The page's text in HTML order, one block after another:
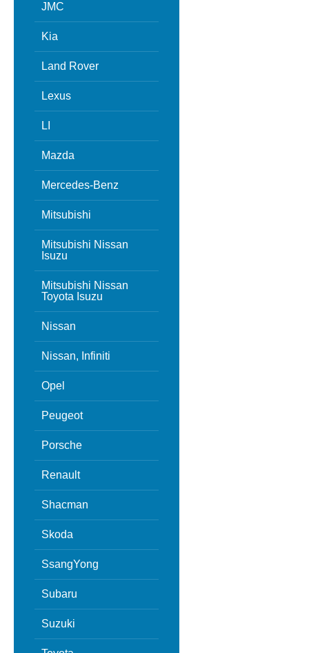
JMC
Kia
Land Rover
Lexus
LI
Mazda
Mercedes-Benz
Mitsubishi
Mitsubishi Nissan
Isuzu
Mitsubishi Nissan
Toyota Isuzu
Nissan
Nissan, Infiniti
Opel
Peugeot
Porsche
Renault
Shacman
Skoda
SsangYong
Subaru
Suzuki